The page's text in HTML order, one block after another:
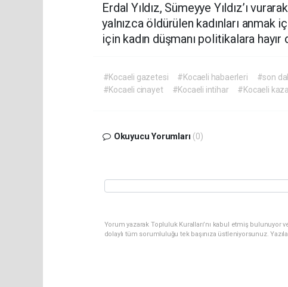
Erdal Yıldız, Sümeyye Yıldız’ı
yalnızca öldürülen kadınları anmak
için kadın düşmanı politikalara
#Kocaeli gazetesi #Kocaeli habaerleri #son
#Kocaeli cinayet
#Kocaeli intihar #Kocaeli kaza
Okuyucu Yorumları (0)
Yorum yazarak Topluluk Kuralları’nı kabul etmiş
dolaylı tüm sorumluluğu tek başınıza üstleniyorsunuz.